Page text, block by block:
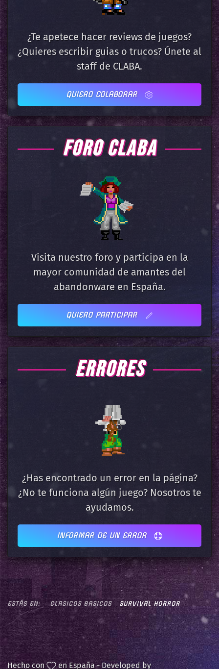
¿Te apetece hacer reviews de juegos?
¿Quieres escribir guias o trucos? Únete al
staff de CLABA.
QUIERO COLABORAR
FORO CLABA
Visita nuestro foro y participa en la
mayor comunidad de amantes del
abandonware en España.
QUIERO PARTICIPAR
ERRORES
¿Has encontrado un error en la página?
¿No te funciona algún juego? Nosotros te
ayudamos.
INFORMAR DE UN ERROR
ESTÁS EN: CLASICOS BASICOS SURVIVAL HORROR
Hecho con en España - Developed by